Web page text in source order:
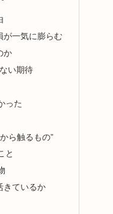
が一気に膨らむ
か
い期待
った
ら触るもの”
と
きているか